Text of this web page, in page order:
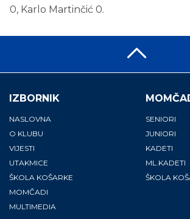
0, Karlo Martinčić 0.
IZBORNIK
NASLOVNA
O KLUBU
VIJESTI
UTAKMICE
ŠKOLA KOŠARKE
MOMČADI
MULTIMEDIA
SENIORI
JUNIORI
KADETI
ML.KADETI
ŠKOLA